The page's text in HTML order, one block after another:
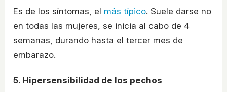
Es de los síntomas, el más típico. Suele darse no
en todas las mujeres, se inicia al cabo de 4
semanas, durando hasta el tercer mes de
embarazo.
5. Hipersensibilidad de los pechos